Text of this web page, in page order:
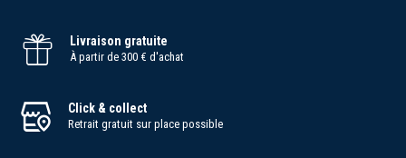
Livraison gratuite
À partir de 300 € d'achat
Click & collect
Retrait gratuit sur place possible